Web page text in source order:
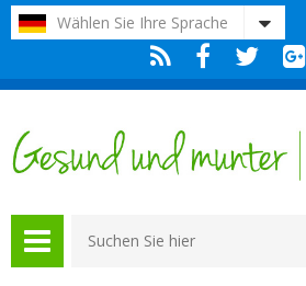
Bitte
beachten
Diese
enthält
ein
Barrierefreiheitssystem.
Wählen Sie Ihre Sprache